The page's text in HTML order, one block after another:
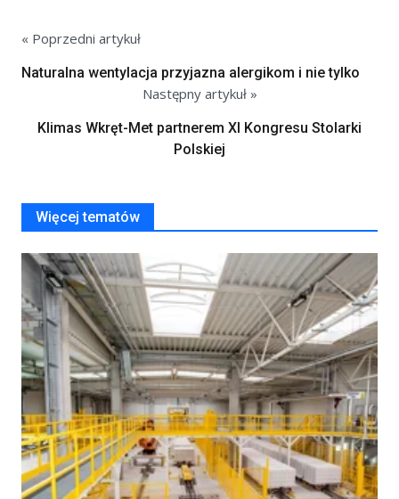
« Poprzedni artykuł
Naturalna wentylacja przyjazna alergikom i nie tylko
Następny artykuł »
Klimas Wkręt-Met partnerem XI Kongresu Stolarki
Polskiej
Więcej tematów